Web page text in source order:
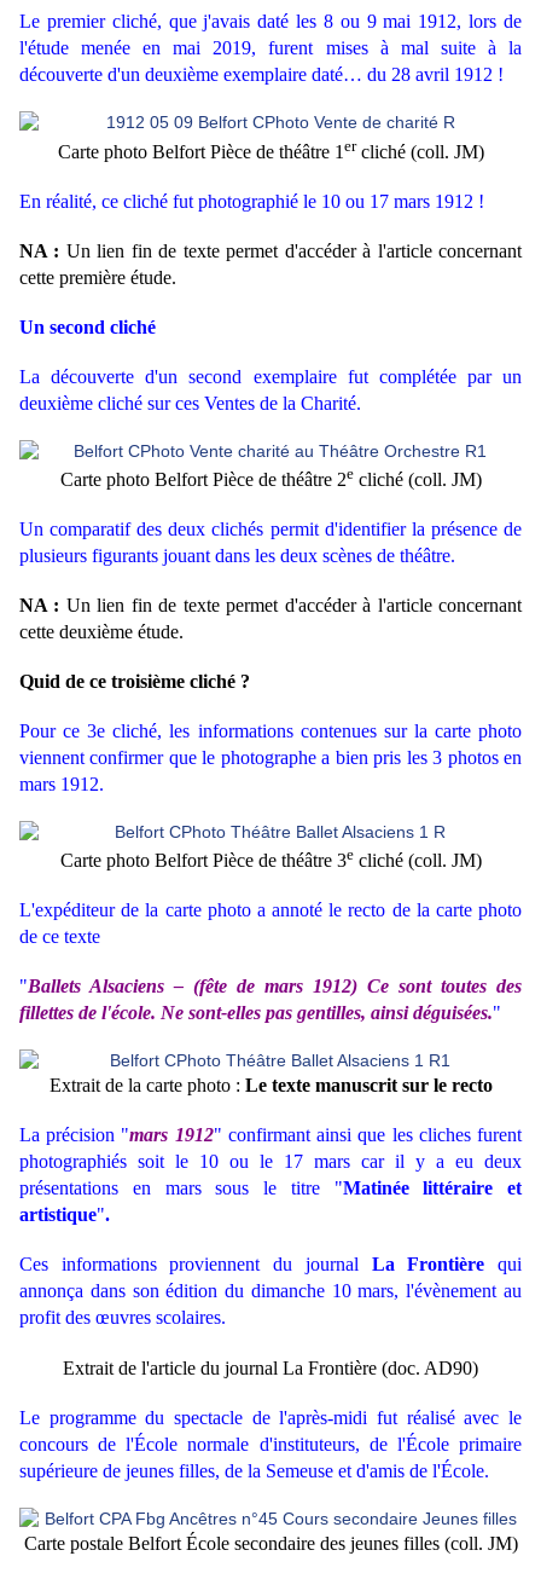
Le premier cliché, que j'avais daté les 8 ou 9 mai 1912, lors de
l'étude menée en mai 2019, furent mises à mal suite à la
découverte d'un deuxième exemplaire daté… du 28 avril 1912 !
Carte photo Belfort Pièce de théâtre 1 ercliché (coll. JM)
En réalité, ce cliché fut photographié le 10 ou 17 mars 1912 !
NA : Un lien fin de texte permet d'accéder à l'article concernant
cette première étude.
Un second cliché
La découverte d'un second exemplaire fut complétée par un
deuxième cliché sur ces Ventes de la Charité.
Carte photo Belfort Pièce de théâtre 2ecliché (coll. JM)
Un comparatif des deux clichés permit d'identifier la présence de
plusieurs figurants jouant dans les deux scènes de théâtre.
NA : Un lien fin de texte permet d'accéder à l'article concernant
cette deuxième étude.
Quid de ce troisième cliché ?
Pour ce 3e cliché, les informations contenues sur la carte photo
viennent confirmer que le photographe a bien pris les 3 photos en
mars 1912.
Carte photo Belfort Pièce de théâtre 3ecliché (coll. JM)
L'expéditeur de la carte photo a annoté le recto de la carte photo
de ce texte
"Ballets Alsaciens – (fête de mars 1912) Ce sont toutes des
fillettes de l'école. Ne sont-elles pas gentilles, ainsi déguisées."
Extrait de la carte photo : Le texte manuscrit sur le recto
La précision "mars 1912" confirmant ainsi que les cliches furent
photographiés soit le 10 ou le 17 mars car il y a eu deux
présentations en mars sous le titre "Matinée littéraire et
artistique".
Ces informations proviennent du journal La Frontière qui
annonça dans son édition du dimanche 10 mars, l'évènement au
profit des œuvres scolaires.
Extrait de l'article du journal La Frontière (doc. AD90)
Le programme du spectacle de l'après-midi fut réalisé avec le
concours de l'École normale d'instituteurs, de l'École primaire
supérieure de jeunes filles, de la Semeuse et d'amis de l'École.
Carte postale Belfort École secondaire des jeunes filles (coll. JM)